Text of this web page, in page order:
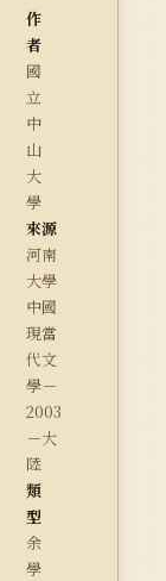
作
者
國
立
中
山
大
學
來源
河南
大學
中國
現當
代文
學－
2003
－大
陸
類
型
余
學